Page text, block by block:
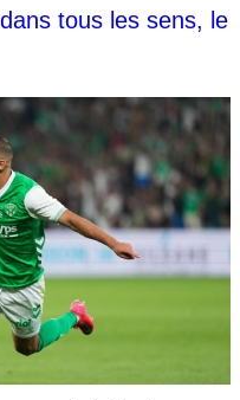
tous les sens, le